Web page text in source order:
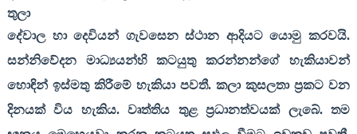
තුලා
දේවාල හා දෙවියන් ගැවසෙන ස්ථාන ආදියට යොමු කරවයි.
සන්නිවේදන මාධ්‍යයන්හි කටයුතු කරන්නන්ගේ හැකියාවන්
හොඳින් ඉස්මතු කිරීමේ හැකියා පවතී. කලා කුසලතා ප්‍රකට වන
දිනයක් විය හැකිය. වෘත්තිය තුළ ප්‍රධානත්වයක් ලැබේ. තම